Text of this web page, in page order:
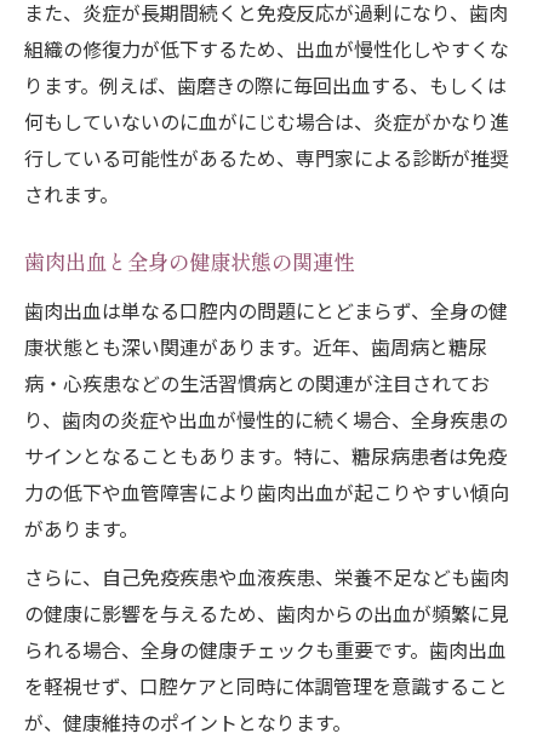
また、炎症が長期間続くと免疫反応が過剰になり、歯肉
組織の修復力が低下するため、出血が慢性化しやすくな
ります。例えば、歯磨きの際に毎回出血する、もしくは
何もしていないのに血がにじむ場合は、炎症がかなり進
行している可能性があるため、専門家による診断が推奨
されます。
歯肉出血と全身の健康状態の関連性
歯肉出血は単なる口腔内の問題にとどまらず、全身の健
康状態とも深い関連があります。近年、歯周病と糖尿
病・心疾患などの生活習慣病との関連が注目されてお
り、歯肉の炎症や出血が慢性的に続く場合、全身疾患の
サインとなることもあります。特に、糖尿病患者は免疫
力の低下や血管障害により歯肉出血が起こりやすい傾向
があります。
さらに、自己免疫疾患や血液疾患、栄養不足なども歯肉
の健康に影響を与えるため、歯肉からの出血が頻繁に見
られる場合、全身の健康チェックも重要です。歯肉出血
を軽視せず、口腔ケアと同時に体調管理を意識すること
が、健康維持のポイントとなります。